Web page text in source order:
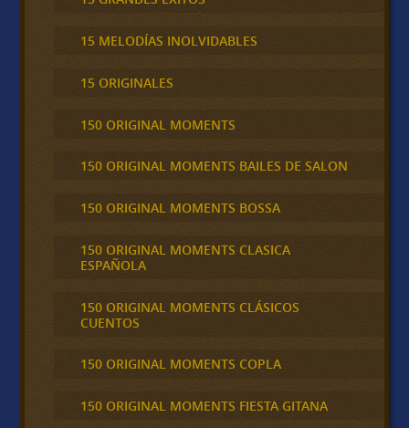
15 MELODÍAS INOLVIDABLES
15 ORIGINALES
150 ORIGINAL MOMENTS
150 ORIGINAL MOMENTS BAILES DE SALON
150 ORIGINAL MOMENTS BOSSA
150 ORIGINAL MOMENTS CLASICA
ESPAÑOLA
150 ORIGINAL MOMENTS CLÁSICOS
CUENTOS
150 ORIGINAL MOMENTS COPLA
150 ORIGINAL MOMENTS FIESTA GITANA